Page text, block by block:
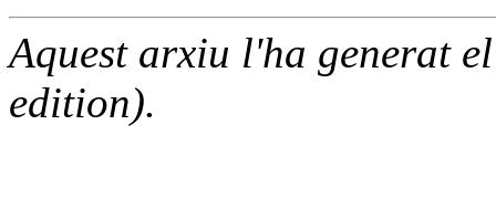
Aquest arxiu l'ha generat
edition).